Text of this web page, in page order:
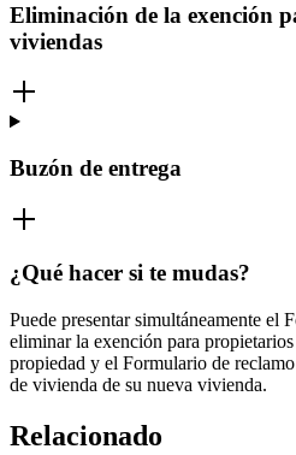
Eliminación de la exención
viviendas
Buzón de entrega
¿Qué hacer si te mudas?
Puede presentar simultáneamente el
eliminar la exención para
propiedad y el Formulario de
de vivienda de su nueva vivienda.
Relacionado